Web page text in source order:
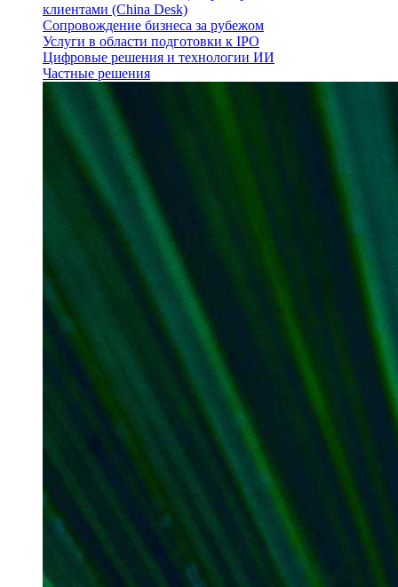
клиентами (China Desk)
Сопровождение бизнеса за рубежом
Услуги в области подготовки к IPO
Цифровые решения и технологии ИИ
Частные решения